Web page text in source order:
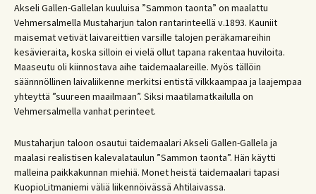
Akseli Gallen-Gallelan kuuluisa ”Sammon taonta” on maalattu
Vehmersalmella Mustaharjun talon rantarinteellä v.1893. Kauniit
maisemat vetivät laivareittien varsille talojen peräkamareihin
kesävieraita, koska silloin ei vielä ollut tapana rakentaa huviloita.
Maaseutu oli kiinnostava aihe taidemaalareille. Myös tällöin
säännnöllinen laivaliikenne merkitsi entistä vilkkaampaa ja laajempaa
yhteyttä ”suureen maailmaan”. Siksi maatilamatkailulla on
Vehmersalmella vanhat perinteet.
Mustaharjun taloon osautui taidemaalari Akseli Gallen-Gallela ja
maalasi realistisen kalevalataulun ”Sammon taonta”. Hän käytti
malleina paikkakunnan miehiä. Monet heistä taidemaalari tapasi
KuopioLitmaniemi väliä liikennöivässä Ahtilaivassa.